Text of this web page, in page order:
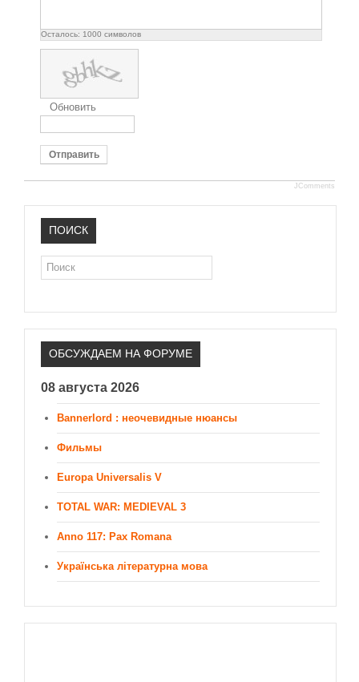
Осталось: 1000 символов
Обновить
Отправить
JComments
ПОИСК
Поиск
ОБСУЖДАЕМ НА ФОРУМЕ
08 августа 2026
Bannerlord : неочевидные нюансы
Фильмы
Europa Universalis V
TOTAL WAR: MEDIEVAL 3
Anno 117: Pax Romana
Українська літературна мова